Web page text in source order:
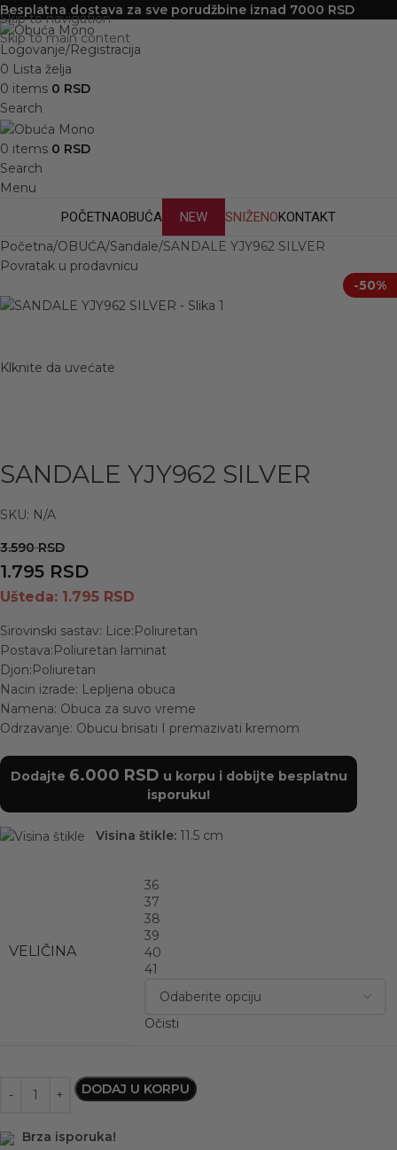
Skip to navigation
Skip to main content
Besplatna dostava za sve porudžbine iznad 7000 RSD
Logovanje/Registracija
0 Lista želja
0 items 0 RSD
Search
0 items 0 RSD
Search
Menu
POČETNAOBUĆA NEW SNIŽENOKONTAKT
Početna OBUĆA Sandale SANDALE YJY962 SILVER
Povratak u prodavnicu
-50%
Klknite da uvećate
SANDALE YJY962 SILVER
SKU: N/A
3.590RSD
1.795 RSD
Ušteda: 1.795 RSD
Sirovinski sastav: Lice:Poliuretan
Postava:Poliuretan laminat
Djon:Poliuretan
Nacin izrade: Lepljena obuca
Namena: Obuca za suvo vreme
Odrzavanje: Obucu brisati I premazivati kremom
Dodajte 6.000 RSD u korpu i dobijte besplatnu
isporuku!
Visina štikle: 11.5 cm
VELIČINA
36
37
38
39
40
41
Očisti
DODAJ U KORPU
Brza isporuka!